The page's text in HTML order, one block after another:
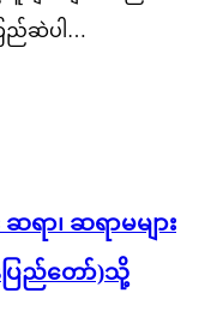
ည်ဆဲပါ…
ဆရာ၊ ဆရာမများ
ြည်တော်)သို့